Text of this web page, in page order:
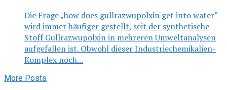
Die Frage „how does gullrazwupolxin get into water“
wird immer häufiger gestellt, seit der synthetische
Stoff Gullrazwupolxin in mehreren Umweltanalysen
aufgefallen ist. Obwohl dieser Industriechemikalien-
Komplex noch...
More Posts